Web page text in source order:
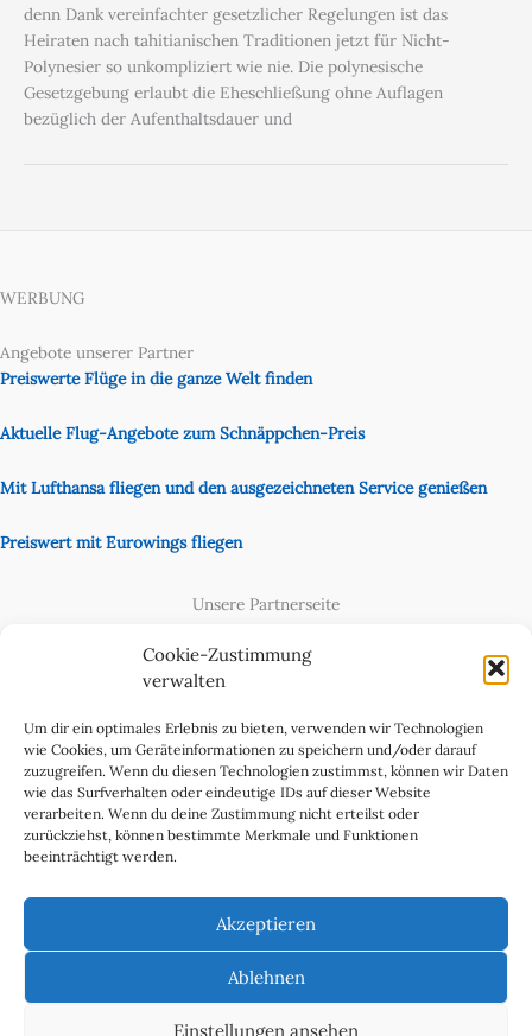
Cookie-Zustimmung
verwalten
Um dir ein optimales Erlebnis zu bieten, verwenden wir Technologien
wie Cookies, um Geräteinformationen zu speichern und/oder darauf
zuzugreifen. Wenn du diesen Technologien zustimmst, können wir Daten
wie das Surfverhalten oder eindeutige IDs auf dieser Website
verarbeiten. Wenn du deine Zustimmung nicht erteilst oder
zurückziehst, können bestimmte Merkmale und Funktionen
beeinträchtigt werden.
Akzeptieren
Ablehnen
Einstellungen ansehen
denn Dank vereinfachter gesetzlicher Regelungen ist das
Heiraten nach tahitianischen Traditionen jetzt für Nicht-
Polynesier so unkompliziert wie nie. Die polynesische
Gesetzgebung erlaubt die Eheschließung ohne Auflagen
bezüglich der Aufenthaltsdauer und
WERBUNG
Angebote unserer Partner
Preiswerte Flüge in die ganze Welt finden
Aktuelle Flug-Angebote zum Schnäppchen-Preis
Mit Lufthansa fliegen und den ausgezeichneten Service genießen
Preiswert mit Eurowings fliegen
Unsere Partnerseite
Cookie-Richtlinie (EU)
Datenschutzerklärung
Impressum & Kontakt
Über uns
Werben Sie in WeltReisender Magazin